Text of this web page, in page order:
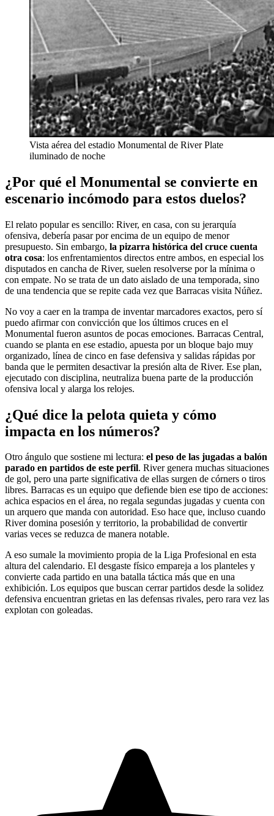
Vista aérea del estadio Monumental de River Plate
iluminado de noche
¿Por qué el Monumental se convierte en
escenario incómodo para estos duelos?
El relato popular es sencillo: River, en casa, con su jerarquía
ofensiva, debería pasar por encima de un equipo de menor
presupuesto. Sin embargo, la pizarra histórica del cruce cuenta
otra cosa: los enfrentamientos directos entre ambos, en especial los
disputados en cancha de River, suelen resolverse por la mínima o
con empate. No se trata de un dato aislado de una temporada, sino
de una tendencia que se repite cada vez que Barracas visita Núñez.
No voy a caer en la trampa de inventar marcadores exactos, pero sí
puedo afirmar con convicción que los últimos cruces en el
Monumental fueron asuntos de pocas emociones. Barracas Central,
cuando se planta en ese estadio, apuesta por un bloque bajo muy
organizado, línea de cinco en fase defensiva y salidas rápidas por
banda que le permiten desactivar la presión alta de River. Ese plan,
ejecutado con disciplina, neutraliza buena parte de la producción
ofensiva local y alarga los relojes.
¿Qué dice la pelota quieta y cómo
impacta en los números?
Otro ángulo que sostiene mi lectura: el peso de las jugadas a balón
parado en partidos de este perfil. River genera muchas situaciones
de gol, pero una parte significativa de ellas surgen de córners o tiros
libres. Barracas es un equipo que defiende bien ese tipo de acciones:
achica espacios en el área, no regala segundas jugadas y cuenta con
un arquero que manda con autoridad. Eso hace que, incluso cuando
River domina posesión y territorio, la probabilidad de convertir
varias veces se reduzca de manera notable.
A eso sumale la movimiento propia de la Liga Profesional en esta
altura del calendario. El desgaste físico empareja a los planteles y
convierte cada partido en una batalla táctica más que en una
exhibición. Los equipos que buscan cerrar partidos desde la solidez
defensiva encuentran grietas en las defensas rivales, pero rara vez las
explotan con goleadas.